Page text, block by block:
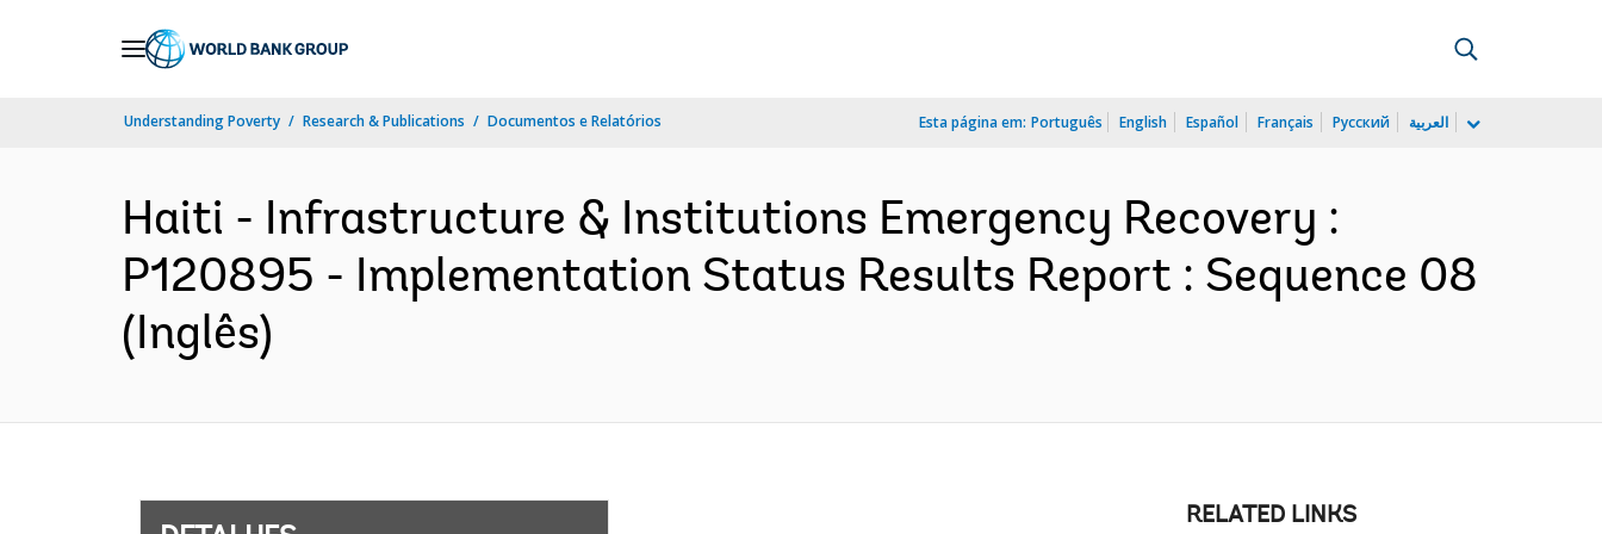
Understanding Poverty Research & Publications Documentos e Relatórios Esta página em: Português English Español Français Русский العربية
Haiti - Infrastructure & Institutions Emergency Recovery :
P120895 - Implementation Status Results Report : Sequence 08
(Inglês)
RELATED LINKS